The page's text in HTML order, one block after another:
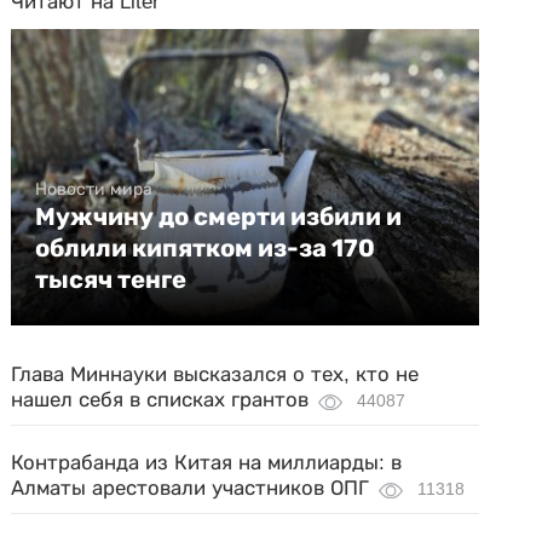
Новости мира
Мужчину до смерти избили и
облили кипятком из-за 170
тысяч тенге
Глава Миннауки высказался о тех, кто не
нашел себя в списках грантов
44087
Контрабанда из Китая на миллиарды: в
Алматы арестовали участников ОПГ
11318